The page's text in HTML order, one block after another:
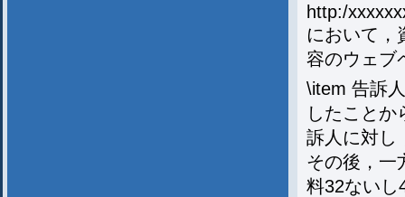
http:/
において，
容のウェブ
\item 告訴
したこと
訴人に対し
その後，一
料32ないし